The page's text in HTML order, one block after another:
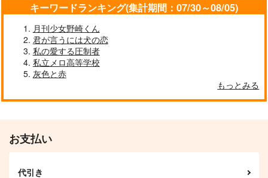
作品詳細 作品詳細 作品詳細
シークレットナイト
ず～っと！ぎゆさんと
キーワードランキング(集計期間：07/30～08/05)
月刊少女野崎くん
君が言うには犬の恋
私の愛する圧制者
私立メロ高等学校
灰色と赤
もっとみる
お支払い
代引き